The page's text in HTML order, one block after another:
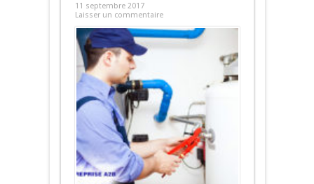
11 septembre 2017
Laisser un commentaire